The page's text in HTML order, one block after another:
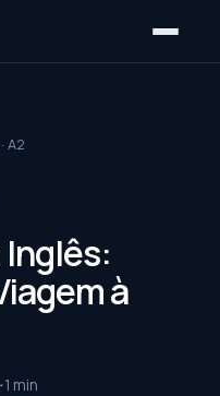
A2
à
1 min